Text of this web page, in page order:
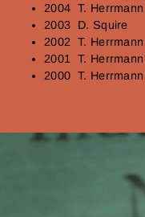
2004 T. Herrmann
2003 D. Squire
2002 T. Herrmann
2001 T. Herrmann
2000 T. Herrmann